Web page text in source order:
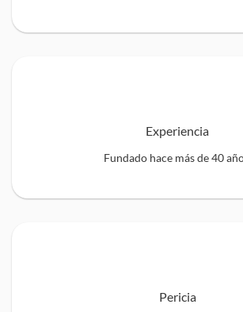
Experiencia
Fundado hace más de 40
Pericia